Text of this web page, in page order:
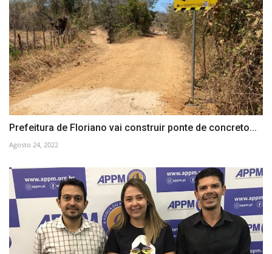
Prefeitura de Floriano vai construir ponte de concreto...
Agosto 24, 2022